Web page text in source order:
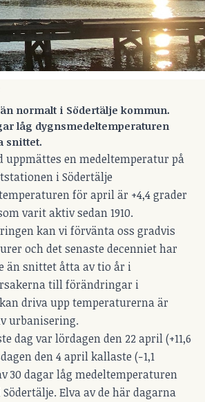
normalt i Södertälje kommun.
låg dygnsmedeltemperaturen
snittet.
uppmättes en medeltemperatur på
i Södertälje
för april är +4,4 grader
varit aktiv sedan 1910.
kan vi förvänta oss gradvis
och det senaste decenniet har
än snittet åtta av tio år i
till förändringar i
driva upp temperaturerna är
urbanisering.
dag var lördagen den 22 april (+11,6
den 4 april kallaste (−1,1
30 dagar låg medeltemperaturen
Elva av de här dagarna